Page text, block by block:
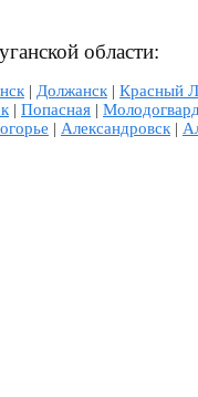
области:
| Должанск | Красный
| Попасная |
| Александровск |